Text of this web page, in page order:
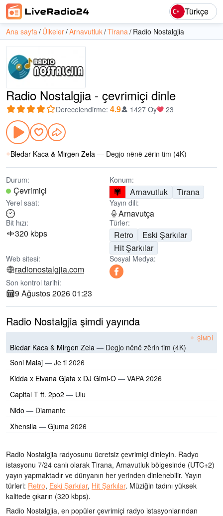
Türkçe
Ana sayfa Ülkeler Arnavutluk Tirana Radio Nostalgjia
Radio Nostalgjia - çevrimiçi dinle
Derecelendirme: 4.9 1427 Oy 23
Bledar Kaca & Mirgen Zela — Degjo nënë zërin tim (4K)
Durum:
Çevrimiçi
Konum:
Arnavutluk Tirana
Yerel saat: Yayın dili:
Arnavutça
Bit hızı:
320 kbps
Türler:
Retro
Eski Şarkılar
Hit Şarkılar
Web sitesi:
radionostalgjia.com
Sosyal Medya:
Son kontrol tarihi:
9 Ağustos 2026 01:23
Radio Nostalgjia şimdi yayında
ŞIMDI
Bledar Kaca & Mirgen Zela — Degjo nënë zërin tim (4K)
Soni Malaj — Je ti 2026
Kidda x Elvana Gjata x DJ Gimi-O — VAPA 2026
Capital T ft. 2po2 — Ulu
Nido — Diamante
Xhensila — Gjuma 2026
Radio Nostalgjia radyosunu ücretsiz çevrimiçi dinleyin. Radyo
istasyonu 7/24 canlı olarak Tirana, Arnavutluk bölgesinde (UTC+2)
yayın yapmaktadır ve dünyanın her yerinden dinlenebilir. Yayın
türleri: Retro, Eski Şarkılar, Hit Şarkılar. Müziğin tadını yüksek
kalitede çıkarın (320 kbps).
Radio Nostalgjia, en popüler çevrimiçi radyo istasyonlarından